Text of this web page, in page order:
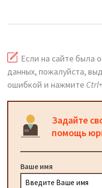
Если на сайте была
данных, пожалуйста,
ошибкой и нажмите
Задайте
помощь
Ваше имя